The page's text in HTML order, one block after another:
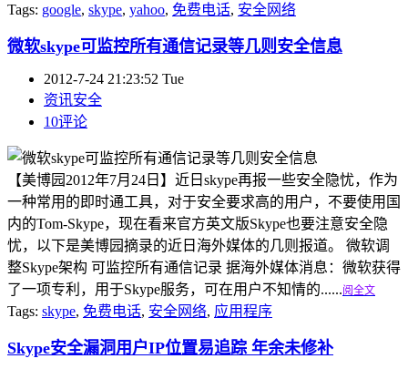
Tags: google, skype, yahoo, 免费电话, 安全网络
微软skype可监控所有通信记录等几则安全信息
2012-7-24 21:23:52 Tue
资讯安全
10评论
【美博园2012年7月24日】近日skype再报一些安全隐忧，作为
一种常用的即时通工具，对于安全要求高的用户，不要使用国
内的Tom-Skype，现在看来官方英文版Skype也要注意安全隐
忧，以下是美博园摘录的近日海外媒体的几则报道。 微软调
整Skype架构 可监控所有通信记录 据海外媒体消息：微软获得
了一项专利，用于Skype服务，可在用户不知情的......阅全文
Tags: skype, 免费电话, 安全网络, 应用程序
Skype安全漏洞用户IP位置易追踪 年余未修补